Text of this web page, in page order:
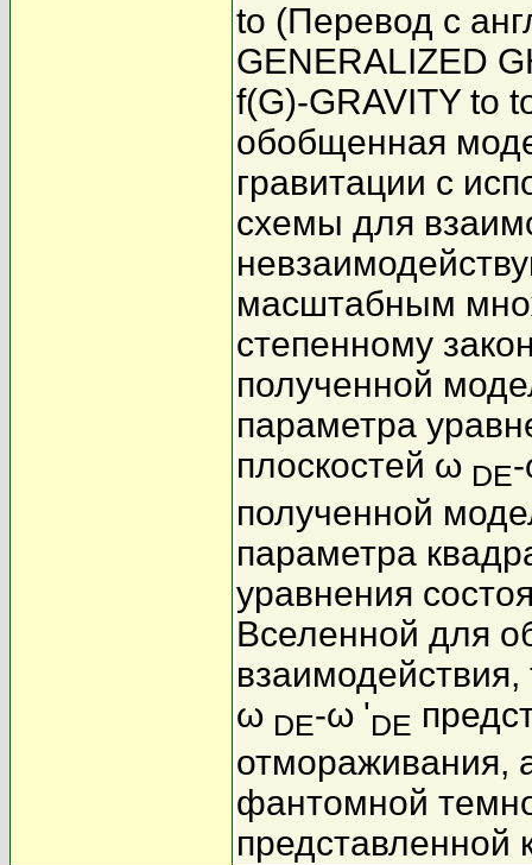
to (Перевод с
GENERALIZED
f(G)-GRAVITY to
обобщенная
гравитации с
схемы для
масштабным
степенному
полученной
параметра
плоскостей ω DE
полученной
параметра
уравнения
Вселенной для
взаимодействия,
ω DE-ω 'DE
отмораживания,
фантомной
представленной